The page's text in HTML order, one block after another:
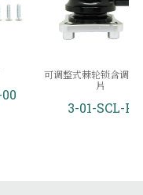
可调整式棘轮锁含调节
片
3-01-SCL-P